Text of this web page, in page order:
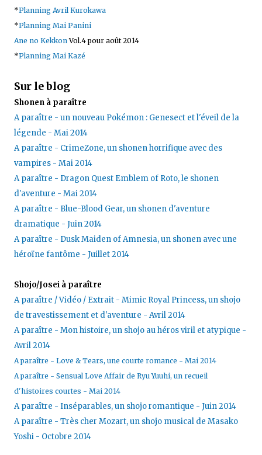
*Planning Avril Kurokawa
*Planning Mai Panini
Ane no KekkonVol.4 pour août 2014
*Planning Mai Kazé
Sur le blog
Shonen à paraître
A paraître - un nouveau Pokémon : Genesect et l'éveil de la
légende - Mai 2014
A paraître - CrimeZone, un shonen horrifique avec des
vampires - Mai 2014
A paraître - Dragon Quest Emblem of Roto, le shonen
d'aventure - Mai 2014
A paraître - Blue-Blood Gear, un shonen d'aventure
dramatique - Juin 2014
A paraître - Dusk Maiden of Amnesia, un shonen avec une
héroïne fantôme - Juillet 2014
Shojo/Josei à paraître
A paraître / Vidéo / Extrait - Mimic Royal Princess, un shojo
de travestissement et d'aventure - Avril 2014
A paraître - Mon histoire, un shojo au héros viril et atypique -
Avril 2014
A paraître - Love & Tears, une courte romance - Mai 2014
A paraître - Sensual Love Affair de Ryu Yuuhi, un recueil
d'histoires courtes - Mai 2014
A paraître - Inséparables, un shojo romantique - Juin 2014
A paraître - Très cher Mozart, un shojo musical de Masako
Yoshi - Octobre 2014